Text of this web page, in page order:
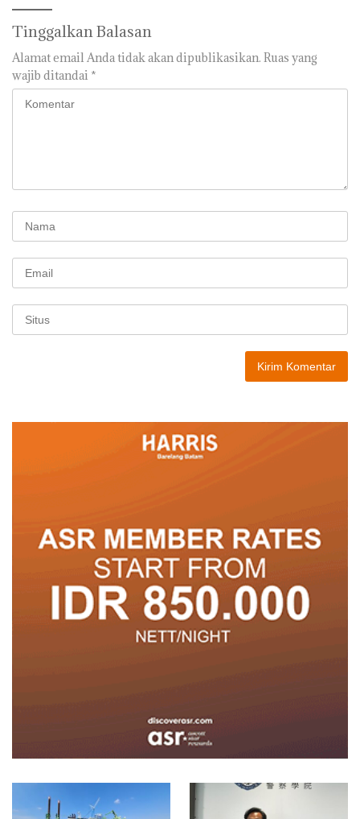
Tinggalkan Balasan
Alamat email Anda tidak akan dipublikasikan. Ruas yang
wajib ditandai *